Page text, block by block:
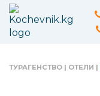
ТУРАГЕНСТВО | ОТЕЛИ |